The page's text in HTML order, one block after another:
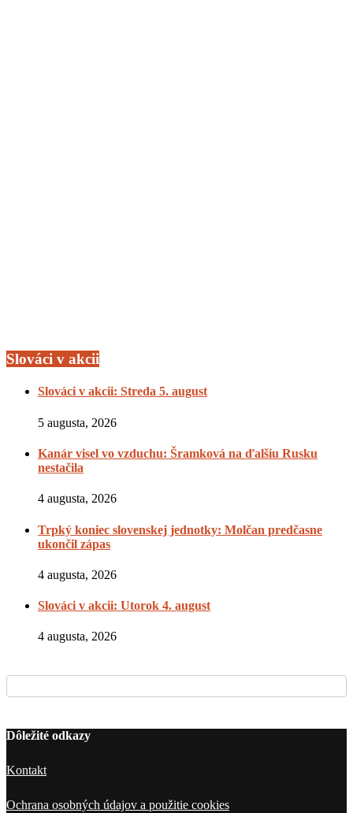
Slováci v akcii
Slováci v akcii: Streda 5. august
5 augusta, 2026
Kanár visel vo vzduchu: Šramková na ďalšiu Rusku
nestačila
4 augusta, 2026
Trpký koniec slovenskej jednotky: Molčan predčasne
ukončil zápas
4 augusta, 2026
Slováci v akcii: Utorok 4. august
4 augusta, 2026
Dôležité odkazy
Kontakt
Ochrana osobných údajov a použitie cookies